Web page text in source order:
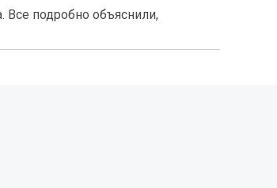
Все подробно объяснили,